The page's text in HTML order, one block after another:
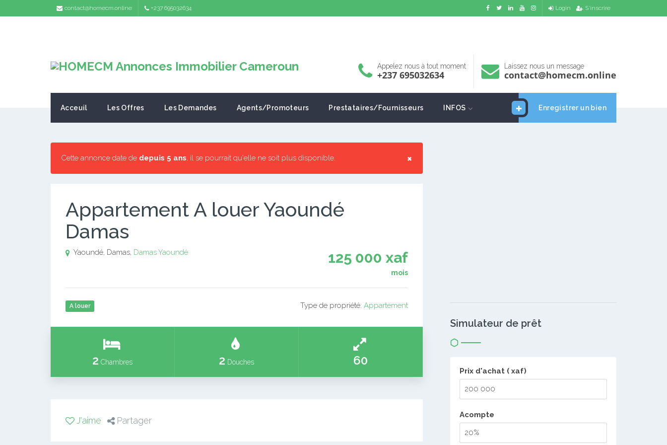
contact@homecm.online +237 695032634 Login S'inscrire
Appelez nous à tout moment
+237 695032634
Laissez nous un message
contact@homecm.online
Enregistrer un bien
Acceuil Les Offres Les Demandes Agents/Promoteurs Prestataires/Fournisseurs INFOS
×
Cette annonce date de depuis 5 ans, il se pourrait qu'elle ne soit plus disponible.
Appartement A louer Yaoundé
Damas
125 000 xaf
mois
Yaoundé, Damas, DamasYaoundé
A louer Type de propriété: Appartement
2 Chambres 2 Douches 60
J'aime Partager
Simulateur de prêt
Prix d'achat ( xaf)
Acompte